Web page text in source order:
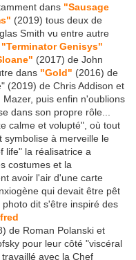
dans "Sausage
(2019) tous deux de
Smith vu entre autre
"Terminator Genisys"
(2017) de John
dans "Gold" (2016) de
(2019) de Chris Addison et
puis enfin n'oublions
dans son propre rôle...
calme et volupté", où tout
symbolise à merveille le
life" la réalisatrice a
costumes et la
avoir l'air d'une carte
qui devait être pêt
dit s'être inspiré des
de Roman Polanski et
pour leur côté "viscéral
avec la Chef